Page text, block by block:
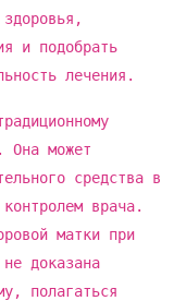
и подобрать
лечения.
Она может
средства в
врача.
матки при
доказана
полагаться